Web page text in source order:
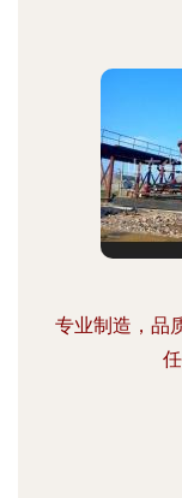
专业制造，品